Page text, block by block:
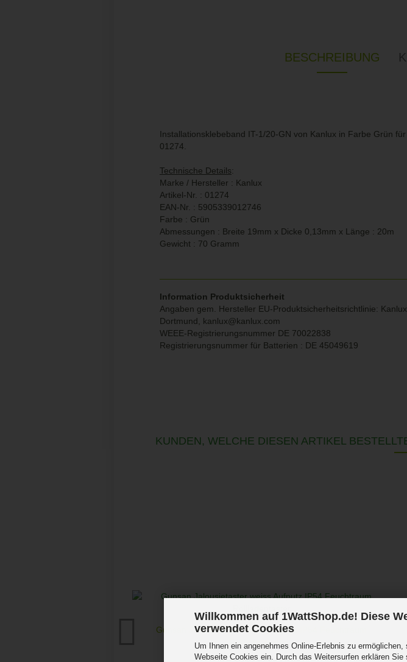
Willkommen auf 1WattShop.de! Diese
verwendet Cookies
Um Ihnen ein angenehmes Online-Erlebnis zu
Webseite Cookies ein. Durch das Weitersurfen erklären Sie
BESCHREIBUNG
Installationsklebeband IT-1/20-GN von Kanlux in Farbe Grün
01274.
Technische Details:
Marke / Hersteller : Kanlux
Artikel-Nr. : 01274
EAN-Nr. : 5905339012746
Farbe : Grün
Abmessungen : Breite 19mm x Dicke 0,13mm x Länge : 20m
Gewicht : 70 Gramm
Information Produktsicherheit
Angaben gem. Hersteller EU-Produktsicherheitsrichtlinie:
Dortmund, kanlux@kanlux.com
WEEE-Registrierungsnummer DE 70022838
Registrierungsnummer für Batterien : DE 45049619
KUNDEN, WELCHE DIESEN ARTIKEL
Gunsan Jalousietaster weiss Aufputz IP54 Feuchtraum
Rollladentaster...